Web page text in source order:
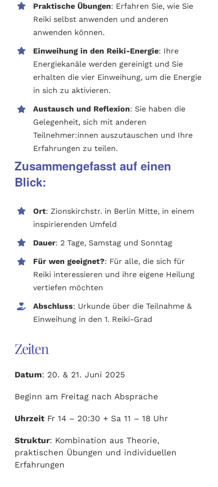
Praktische Übungen: Erfahren Sie, wie Sie
Reiki selbst anwenden und anderen
anwenden können.
Einweihung in den Reiki-Energie: Ihre
Energiekanäle werden gereinigt und Sie
erhalten die vier Einweihung, um die Energie
in sich zu aktivieren.
Austausch und Reflexion: Sie haben die
Gelegenheit, sich mit anderen
Teilnehmer:innen auszutauschen und Ihre
Erfahrungen zu teilen.
Zusammengefasst auf einen
Blick:
Ort: Zionskirchstr. in Berlin Mitte, in einem
inspirierenden Umfeld
Dauer: 2 Tage, Samstag und Sonntag
Für wen geeignet?: Für alle, die sich für
Reiki interessieren und ihre eigene Heilung
vertiefen möchten
Abschluss: Urkunde über die Teilnahme &
Einweihung in den 1. Reiki-Grad
Zeiten
Datum: 20. & 21. Juni 2025
Beginn am Freitag nach Absprache
UhrzeitFr 14 – 20:30 + Sa 11 – 18 Uhr
Struktur: Kombination aus Theorie,
praktischen Übungen und individuellen
Erfahrungen